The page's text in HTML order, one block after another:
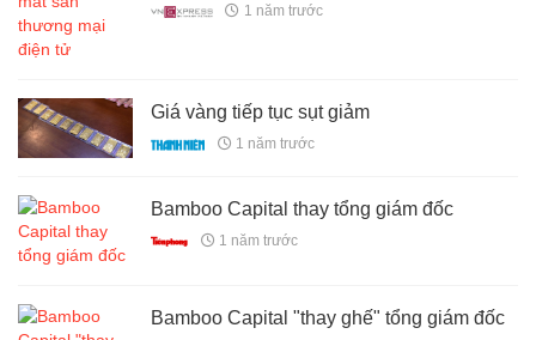
1 năm trước
Giá vàng tiếp tục sụt giảm
1 năm trước
Bamboo Capital thay tổng giám đốc
1 năm trước
Bamboo Capital "thay ghế" tổng giám đốc